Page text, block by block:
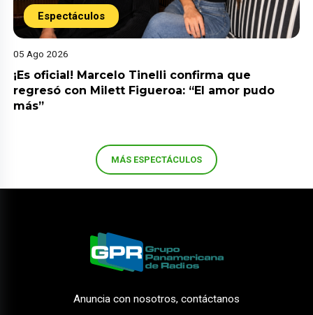
Espectáculos
05 Ago 2026
¡Es oficial! Marcelo Tinelli confirma que
regresó con Milett Figueroa: “El amor pudo
más”
MÁS ESPECTÁCULOS
Anuncia con nosotros, contáctanos